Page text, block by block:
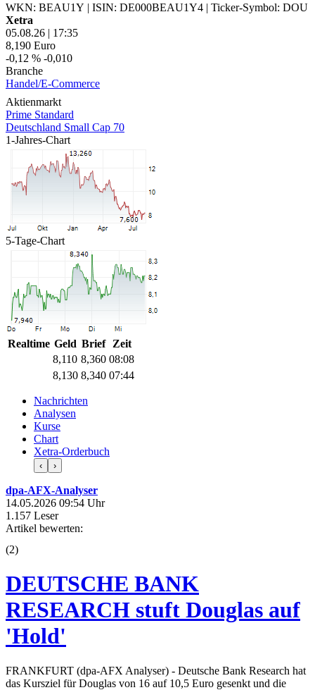
WKN: BEAU1Y | ISIN: DE000BEAU1Y4 | Ticker-Symbol: DOU
Xetra
05.08.26 | 17:35
8,190 Euro
-0,12 % -0,010
Branche
Handel/E-Commerce
Aktienmarkt
Prime Standard
Deutschland Small Cap 70
1-Jahres-Chart
5-Tage-Chart
Realtime Geld Brief
Zeit
8,110 8,360 08:08
8,130 8,340 07:44
Nachrichten
Analysen
Kurse
Chart
Xetra-Orderbuch
‹ ›
dpa-AFX-Analyser
14.05.2026 09:54 Uhr
1.157 Leser
Artikel bewerten:
(2)
DEUTSCHE BANK
RESEARCH stuft Douglas auf
'Hold'
FRANKFURT (dpa-AFX Analyser) - Deutsche Bank Research hat
das Kursziel für Douglas von 16 auf 10,5 Euro gesenkt und die